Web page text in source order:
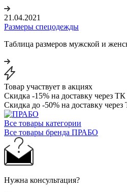
21.04.2021
Размеры спецодежды
Таблица размеров мужской и
Товар участвует в акциях
Скидка -15% на доставку через
Скидка до -50% на доставку
Все товары категории
Все товары бренда ПРАБО
Нужна консультация?